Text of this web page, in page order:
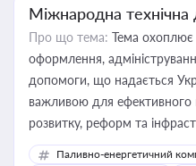
Міжнародна технічна
Про що тема: Тема охоплює
оформлення,
допомоги, що надається
важливою для ефективного
розвитку, реформ та
Паливно-енергетичний